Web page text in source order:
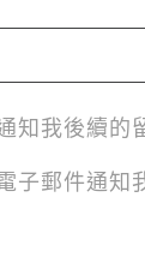
知我後續的
子郵件通知